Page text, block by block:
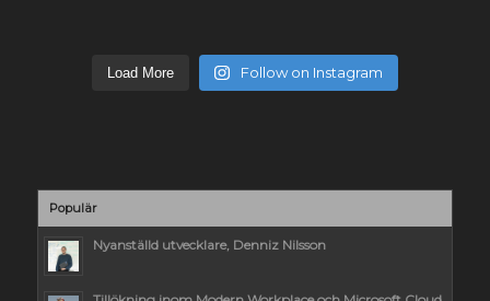
Load More Follow on Instagram
Populär
Nyanställd utvecklare, Denniz Nilsson